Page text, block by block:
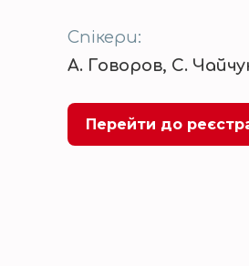
Спікери:
А. Говоров, С.
Перейти до